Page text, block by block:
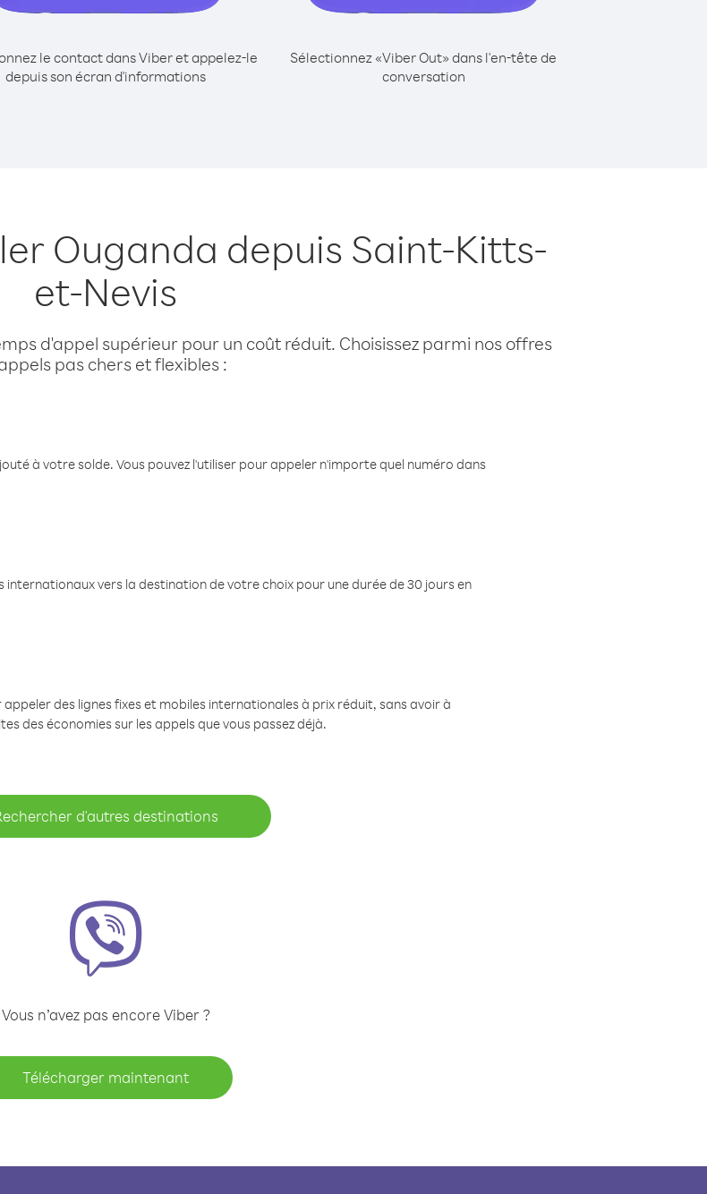
le contact dans Viber et appelez-le
depuis son écran d'informations
Sélectionnez «Viber Out» dans l'en-tête de
conversation
Ouganda depuis Saint-Kitts-
et-Nevis
d'appel supérieur pour un coût réduit. Choisissez parmi nos offres
pas chers et flexibles :
à votre solde. Vous pouvez l'utiliser pour appeler n'importe quel numéro dans
vers la destination de votre choix pour une durée de 30 jours en
des lignes fixes et mobiles internationales à prix réduit, sans avoir à
des économies sur les appels que vous passez déjà.
d'autres destinations
Vous n’avez pas encore Viber ?
Télécharger maintenant